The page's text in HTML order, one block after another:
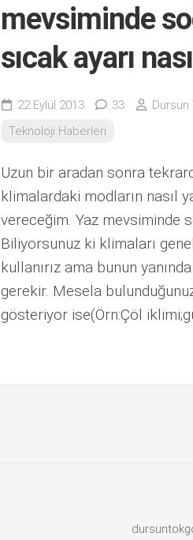
mevsiminde
sıcak ayarı
22 Eylül 2013 33
Teknoloji Haberleri
Uzun bir aradan sonra
klimalardaki modların nasıl
vereceğim. Yaz mevsiminde
Biliyorsunuz ki klimaları
kullanırız ama bunun
gerekir. Mesela
gösteriyor ise(Örn:Çöl